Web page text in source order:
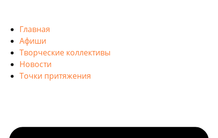
Главная
Афиши
Творческие коллективы
Новости
Точки притяжения